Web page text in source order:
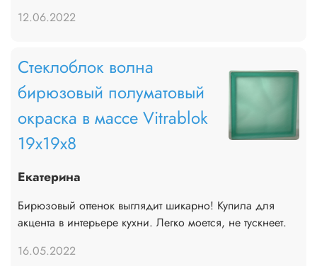
12.06.2022
Стеклоблок волна
бирюзовый полуматовый
окраска в массе Vitrablok
19x19x8
Екатерина
Бирюзовый оттенок выглядит шикарно! Купила для
акцента в интерьере кухни. Легко моется, не тускнеет.
16.05.2022